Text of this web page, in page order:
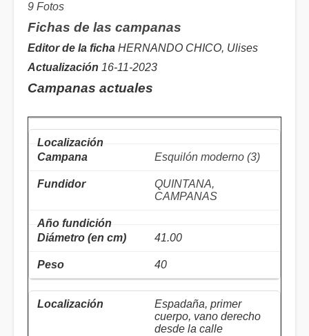
9 Fotos
Fichas de las campanas
Editor de la ficha HERNANDO CHICO, Ulises
Actualización 16-11-2023
Campanas actuales
Esquilón moderno (3)
QUINTANA,
CAMPANAS
41.00
40
Espadaña, primer
cuerpo, vano derecho
desde la calle